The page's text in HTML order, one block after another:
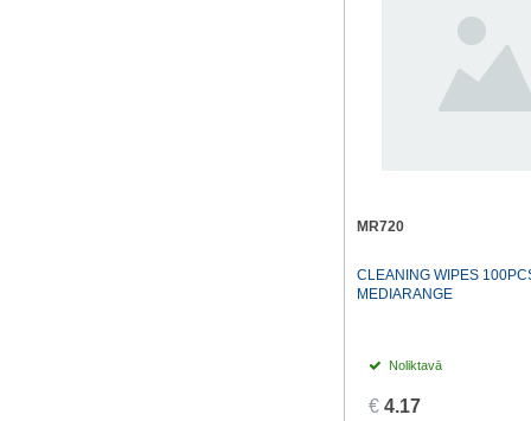
MR720
CLEANING WIPES
MEDIARANGE
Noliktavā
€ 4.17